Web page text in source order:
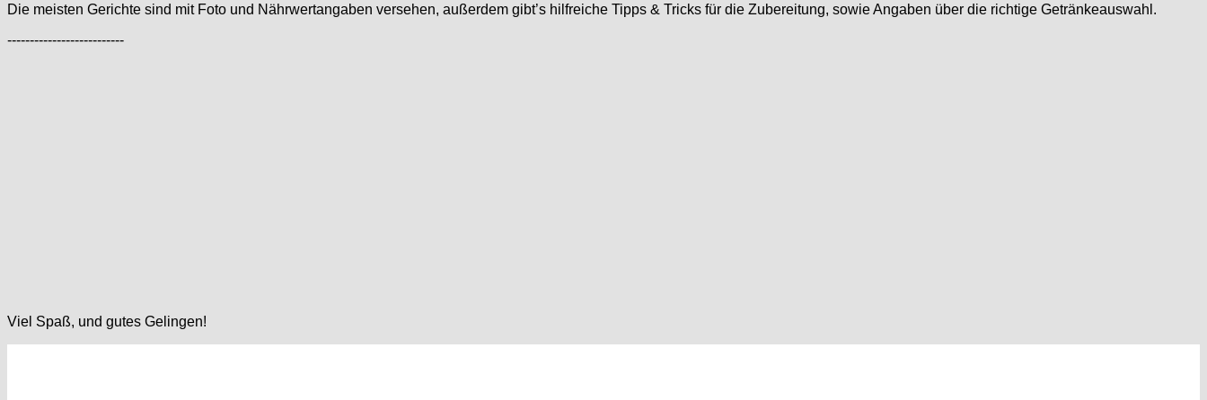
Die meisten Gerichte sind mit Foto und Nährwertangaben versehen, außerdem gibt’s hilfreiche Tipps & Tricks für die Zubereitung, sowie Angaben über die richtige Getränkeauswahl.
--------------------------
Viel Spaß, und gutes Gelingen!